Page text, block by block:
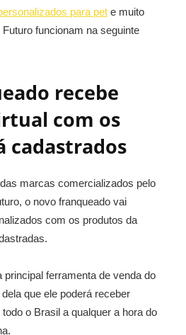
para pet e muito
funcionam na seguinte
recebe
com os
cadastrados
marcas comercializados pelo
o novo franqueado vai
com os produtos da
principal ferramenta de venda do
que ele poderá receber
o Brasil a qualquer a hora do